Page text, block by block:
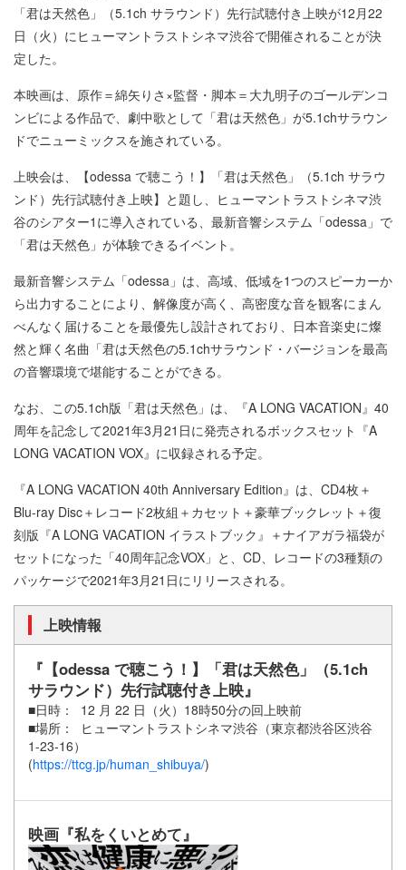
「君は天然⾊」（5.1ch サラウンド）先⾏試聴付き上映が12月22
日（火）にヒューマントラストシネマ渋谷で開催されることが決
定した。
本映画は、原作＝綿矢りさ×監督・脚本＝大九明子のゴールデンコ
ンビによる作品で、劇中歌として「君は天然⾊」が5.1chサラウン
ドでニューミックスを施されている。
上映会は、【odessa で聴こう！】「君は天然⾊」（5.1ch サラウ
ンド）先⾏試聴付き上映】と題し、ヒューマントラストシネマ渋
谷のシアター1に導入されている、最新音響システム「odessa」で
「君は天然⾊」が体験できるイベント。
最新音響システム「odessa」は、高域、低域を1つのスピーカーか
ら出力することにより、解像度が高く、高密度な音を観客にまん
べんなく届けることを最優先し設計されており、日本音楽史に燦
然と輝く名曲「君は天然色の5.1chサラウンド・バージョンを最高
の音響環境で堪能することができる。
なお、この5.1ch版「君は天然色」は、『A LONG VACATION』40
周年を記念して2021年3月21日に発売されるボックスセット『A
LONG VACATION VOX』に収録される予定。
『A LONG VACATION 40th Anniversary Edition』は、CD4枚＋
Blu-ray Disc＋レコード2枚組＋カセット＋豪華ブックレット＋復
刻版『A LONG VACATION イラストブック』＋ナイアガラ福袋が
セットになった「40周年記念VOX」と、CD、レコードの3種類の
パッケージで2021年3月21日にリリースされる。
上映情報
『【odessa で聴こう！】「君は天然⾊」（5.1ch
サラウンド）先⾏試聴付き上映』
■日時： 12 月 22 日（火）18時50分の回上映前
■場所： ヒューマントラストシネマ渋谷（東京都渋谷区渋谷
1-23-16）
(https://ttcg.jp/human_shibuya/)
映画『私をくいとめて』